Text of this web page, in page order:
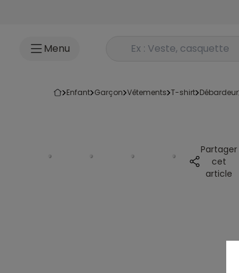
Menu Rechercher un produit
enfant garçon vêtements t-shirt débardeur
Partager
cet
article